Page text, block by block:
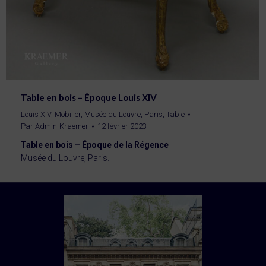
Table en bois – Époque Louis XIV
Louis XIV, Mobilier, Musée du Louvre, Paris, Table
Par Admin-Kraemer 12 février 2023
Table en bois – Époque de la Régence
Musée du Louvre, Paris.